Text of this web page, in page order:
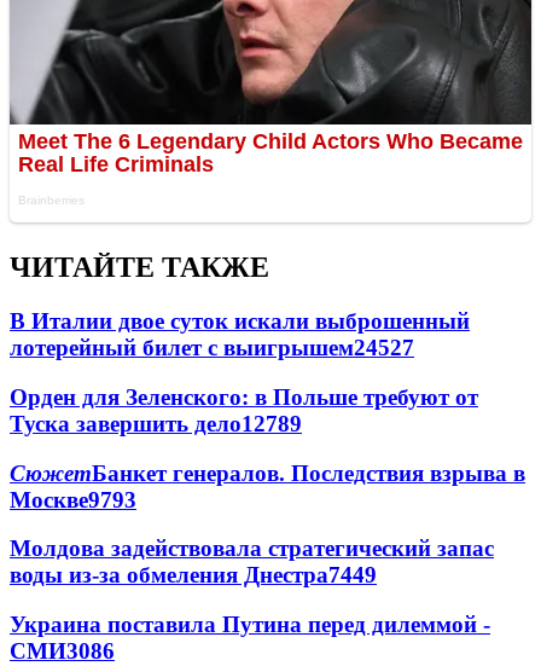
ЧИТАЙТЕ ТАКЖЕ
В Италии двое суток искали выброшенный
лотерейный билет с выигрышем24527
Орден для Зеленского: в Польше требуют от
Туска завершить дело12789
СюжетБанкет генералов. Последствия взрыва в
Москве9793
Молдова задействовала стратегический запас
воды из-за обмеления Днестра7449
Украина поставила Путина перед дилеммой -
СМИ3086